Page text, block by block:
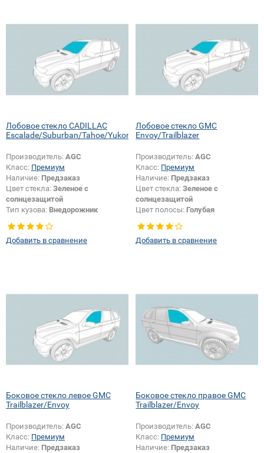
Лобовое стекло CADILLAC
Escalade/Suburban/Tahoe/Yukon
Производитель: AGC
Класс: Премиум
Наличие: Предзаказ
Цвет стекла: Зеленое с
солнцезащитой
Тип кузова: Внедорожник
Добавить в сравнение
Лобовое стекло GMC
Envoy/Trailblazer
Производитель:AGC
Класс: Премиум
Наличие: Предзаказ
Цвет стекла:Зеленое с
солнцезащитой
Цвет полосы: Голубая
Добавить в сравнение
Боковое стекло левое GMC
Trailblazer/Envoy
Производитель: AGC
Класс: Премиум
Наличие: Предзаказ
Боковое стекло правое GMC
Trailblazer/Envoy
Производитель:AGC
Класс: Премиум
Наличие: Предзаказ